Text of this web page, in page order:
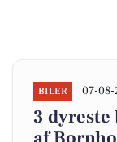
BILER 07-
3